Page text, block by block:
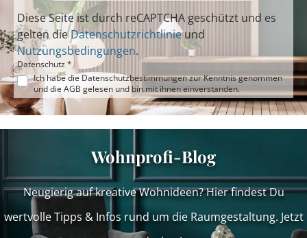
Diese Seite ist durch reCAPTCHA geschützt und es
gelten dieDatenschutzrichtlinieund
Nutzungsbedingungen.
Datenschutz *
Ich habe die Datenschutzbestimmungenzur Kenntnis genommen
und die AGB gelesen und bin mit ihnen einverstanden.
Wohnprofi-Blog
Neugierig auf kreative Wohnideen? Hier findest Du
wertvolle Tipps & Infos rund um die Raumgestaltung. Jetzt